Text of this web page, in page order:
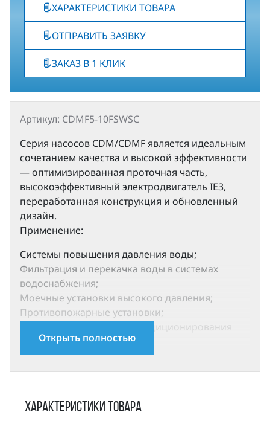
ХАРАКТЕРИСТИКИ ТОВАРА
ОТПРАВИТЬ ЗАЯВКУ
ЗАКАЗ В 1 КЛИК
Артикул: CDMF5-10FSWSC
Серия насосов CDM/CDMF является идеальным
сочетанием качества и высокой эффективности
— оптимизированная проточная часть,
высокоэффективный электродвигатель IE3,
переработанная конструкция и обновленный
дизайн.
Применение:
Системы повышения давления воды;
Фильтрация и перекачка воды в системах
водоснабжения;
Моечные установки высокого давления;
Противопожарные установки;
Cистемы охлаждения и кондиционирования
воздуха;
Системы питания паровых котлов и перекачка
конденсата;
Системы охлаждения инструмента
металлорежущих станков (подача смазочно-
охлаждающей эмульсии) и т.д.;
Открыть полностью
Характеристики товара